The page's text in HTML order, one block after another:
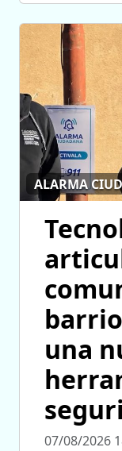
ALARMA
una
07/08/2026